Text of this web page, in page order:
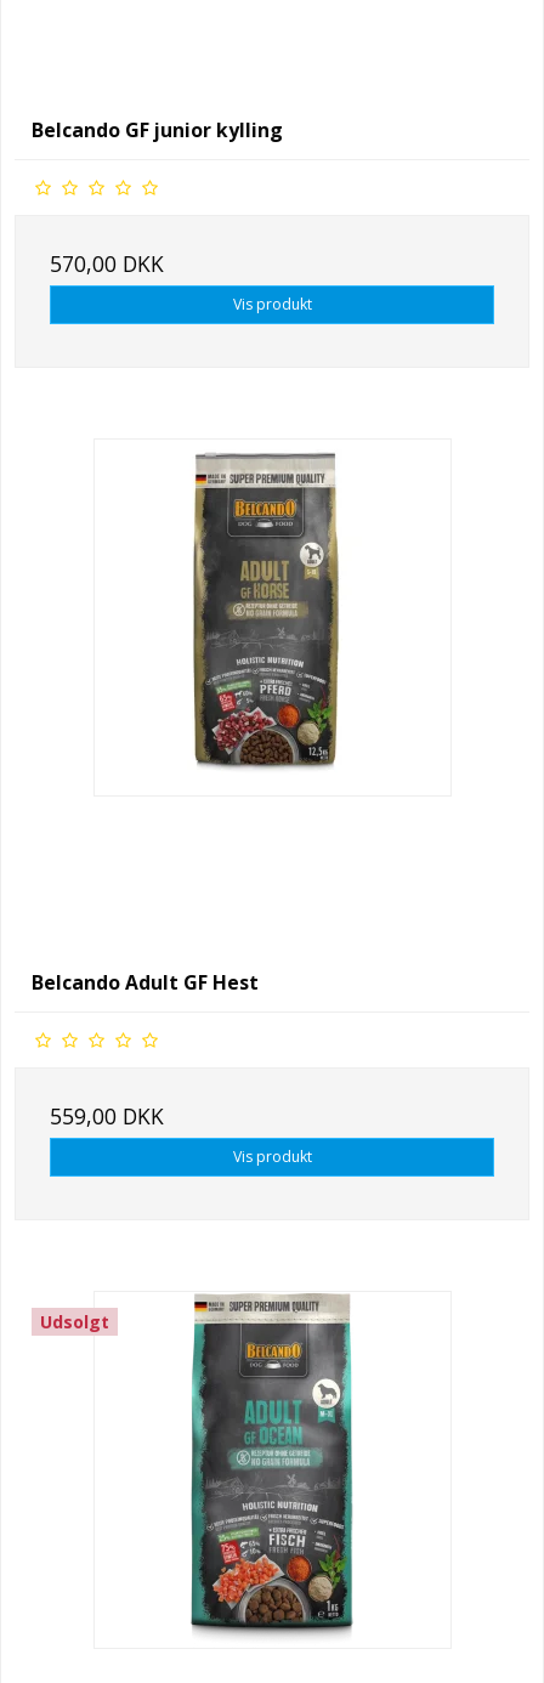
Belcando GF junior kylling
570,00 DKK
Vis produkt
Belcando Adult GF Hest
559,00 DKK
Vis produkt
Udsolgt